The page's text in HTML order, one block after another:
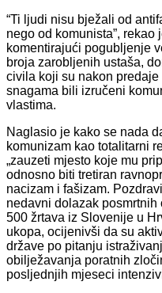
“Ti ljudi nisu bježali od
nego od komunista”, rekao
komentirajući pogubljenje
broja zarobljenih ustaša,
civila koji su nakon predaje
snagama bili izručeni
vlastima.
Naglasio je kako se nada
komunizam kao totalitarni
„zauzeti mjesto koje mu
odnosno biti tretiran
nacizam i fašizam.
nedavni dolazak posmrtnih
500 žrtava iz Slovenije u
ukopa, ocijenivši da su
države po pitanju
obilježavanja poratnih
posljednjih mjeseci